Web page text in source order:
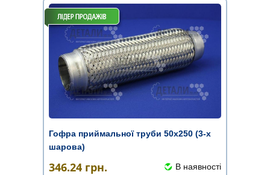
Гофра приймальної труби 50х250 (3-х
шарова)
346.24 грн. В наявності